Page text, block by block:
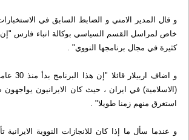
و قال المدير الامني و الضابط السابق في
خاص لمراسل القسم السياسي بوكالة انباء فارس
كثيرة في مجال برنامجها النووي" .
و اضاف
(الاسلامية) في ايران ، حيث كان الايرانيون يواجهون
استغرق منهم زمنا طويلا" .
و عندما سأل ما إذا كان للانجازات النووية الايرانية